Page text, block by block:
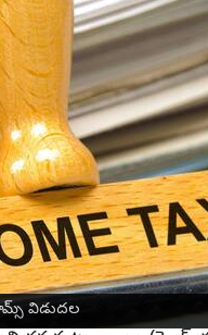
విడుదల
ఫారమ్‌లను
విడుదల చేసింది.
సంబంధిత
ఎవరు
ఆదాయం కలిగిన వ్యక్తి
ఇతర